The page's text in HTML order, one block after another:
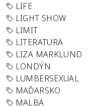
LIFE
LIGHT SHOW
LIMIT
LITERATURA
LIZA MARKLUND
LONDÝN
LUMBERSEXUAL
MAĎARSKO
MALBA